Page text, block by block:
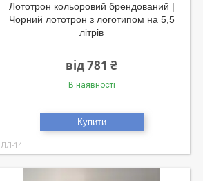
Лототрон кольоровий брендований |
Чорний лототрон з логотипом на 5,5
літрів
від 781 ₴
В наявності
Купити
ЛЛ-14